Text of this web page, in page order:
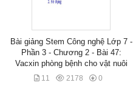
Bài giảng Stem Công nghệ Lớp 7 -
Phần 3 - Chương 2 - Bài 47:
Vacxin phòng bệnh cho vật nuôi
11 2178 0